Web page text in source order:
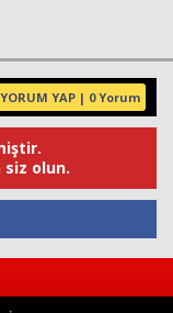
YORUM YAP | 0 Yorum
siz olun.